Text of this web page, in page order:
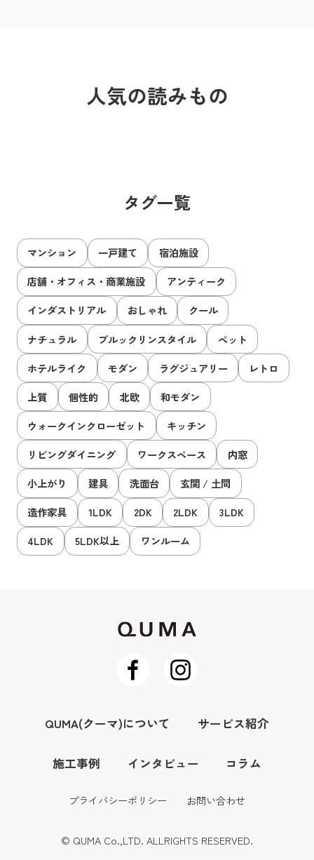
人気の読みもの
タグ一覧
マンション 一戸建て
宿泊施設
店舗・オフィス・商業施設
アンティーク
インダストリアル
おしゃれ
クール
ナチュラル
ブルックリンスタイル
ペット
ホテルライク
モダン ラグジュアリー
レトロ
上質
個性的 北欧
和モダン
ウォークインクローゼット
キッチン
リビングダイニング
ワークスペース
内窓
小上がり
建具 洗面台
玄関 / 土間
造作家具
1LDK 2DK 2LDK
3LDK
4LDK
5LDK以上 ワンルーム
QUMA(クーマ)について サービス紹介
施工事例 インタビュー コラム
プライバシーポリシー お問い合わせ
© QUMA Co.,LTD. ALLRIGHTS RESERVED.